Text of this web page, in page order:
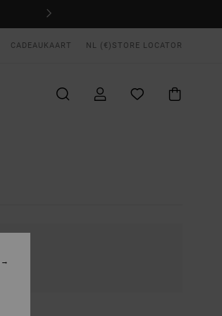
CADEAUKAART NL (€) STORE LOCATOR